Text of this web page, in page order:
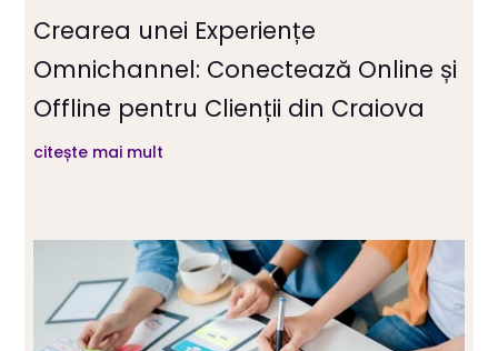
Crearea unei Experiențe
Omnichannel: Conectează Online și
Offline pentru Clienții din Craiova
citește mai mult